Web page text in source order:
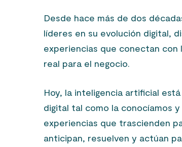
Desde hace más de dos
líderes en su evolución digital,
experiencias que conectan con
real para el negocio.
Hoy, la inteligencia artificial
digital tal como la conocíamos
experiencias que trascienden
anticipan, resuelven y actúan